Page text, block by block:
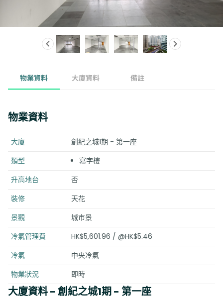
物業資料 大廈資料 備註
物業資料
大廈
創紀之城1期 - 第一座
類型
寫字樓
升高地台
否
裝修
天花
景觀
城市景
冷氣管理費
HK$5,601.96 / @HK$5.46
冷氣
中央冷氣
物業狀況
即時
大廈資料- 創紀之城1期 - 第一座